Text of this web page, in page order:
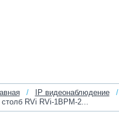
/ IP видеонаблюдение /
столб RVi RVi-1BPM-2...